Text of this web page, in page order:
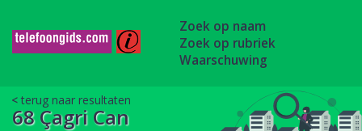
Zoek op naam
Zoek op rubriek
Waarschuwing
terug naar resultaten
68 Çagri Can